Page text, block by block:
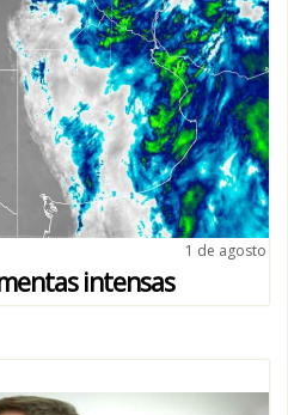
1 de agosto
intensas